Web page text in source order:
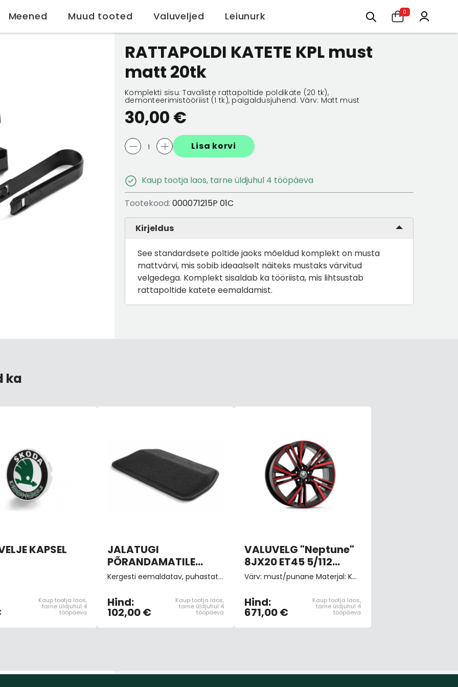
Meened Muud tooted Valuveljed Leiunurk 0
RATTAPOLDI KATETE KPL must
matt 20tk
Komplekti sisu: Tavaliste rattapoltide poldikate (20 tk),
demonteerimistööriist (1 tk), paigaldusjuhend. Värv: Matt must
30,00 €
Lisa korvi
Kaup tootja laos, tarne üldjuhul 4 tööpäeva
Tootekood: 000071215P 01C
Kirjeldus
See standardsete poltide jaoks mõeldud komplekt on musta
mattvärvi, mis sobib ideaalselt näiteks mustaks värvitud
velgedega. Komplekt sisaldab ka tööriista, mis lihtsustab
rattapoltide katete eemaldamist.
ka
KAPSEL
Kaup tootja laos,
tarne üldjuhul 4
tööpäeva
JALATUGI
PÕRANDAMATILE
"Lounge Step"
Kergesti eemaldatav, puhastatav jalgadetugi on ette nähtud asetamiseks otse kõrvalistmete (nii esi- kui ka tagaistmete) jalamattidele. Ei tohi kasutada juhiruumis. Komplekt sisaldab 2 jalatuge.
Hind:
102,00 €
Kaup tootja laos,
tarne üldjuhul 4
tööpäeva
VALUVELG "Neptune"
8JX20 ET45 5/112
must/punane
Värv: must/punane Materjal: Kergsulam Velje suurus: 8,0J x 20“ ET45 5x112 Rehvimõõt: 235/50 R20. 82 kWh ja võimsama aku puhul kasutage taga 9,0J x 20" ET 42 velgi (5LG071490AACZX)
Hind:
671,00 €
Kaup tootja laos,
tarne üldjuhul 4
tööpäeva
ESIMENE PIDURIKETAS 276X24
5/112
141,17 € 70,59 €
ESIMENE PIDURIKETAS 288X25
5/100
152,45 €